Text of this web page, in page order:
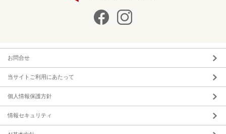
お問合せ
当サイトご利用にあたって
個人情報保護方針
情報セキュリティ